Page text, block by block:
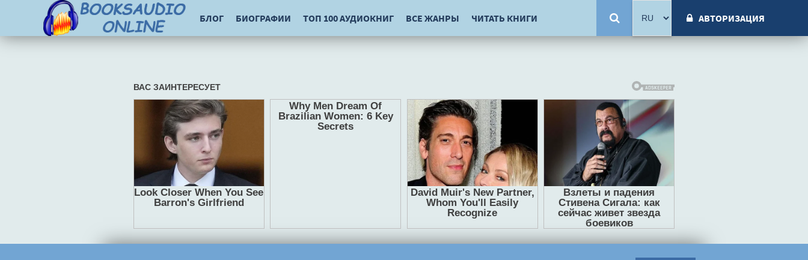
БЛОГ БИОГРАФИИ ТОП 100 АУДИОКНИГ ВСЕ ЖАНРЫ ЧИТАТЬ КНИГИ АВТОРИЗАЦИЯ